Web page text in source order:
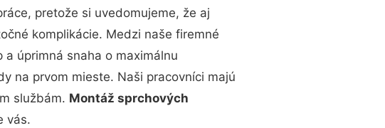
pretože si uvedomujeme, že aj
komplikácie. Medzi naše firemné
úprimná snaha o maximálnu
na prvom mieste. Naši pracovníci majú
službám. Montáž sprchových
vás.